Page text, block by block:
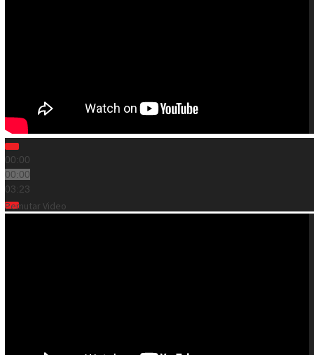
00:00
00:00
03:23
Pemutar Video